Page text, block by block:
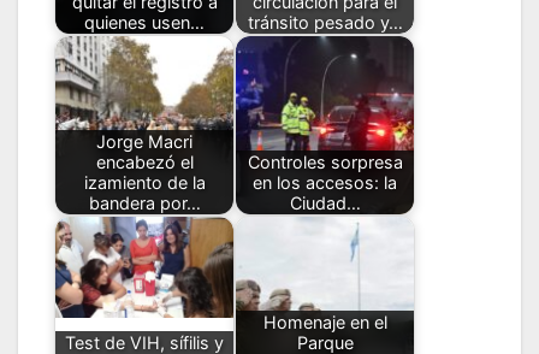
quienes usen…
tránsito pesado y…
Jorge Macri
encabezó el
izamiento de la
bandera por…
Controles sorpresa
en los accesos: la
Ciudad…
Test de VIH, sífilis y
Homenaje en el
Parque